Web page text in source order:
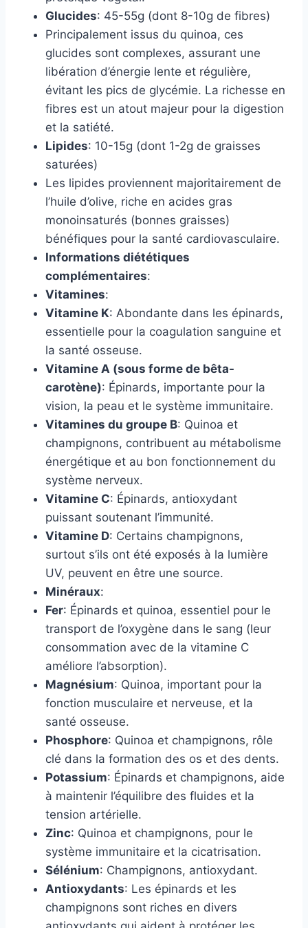
Glucides: 45-55g (dont 8-10g de fibres)
Principalement issus du quinoa, ces
glucides sont complexes, assurant une
libération d’énergie lente et régulière,
évitant les pics de glycémie. La richesse en
fibres est un atout majeur pour la digestion
et la satiété.
Lipides: 10-15g (dont 1-2g de graisses
saturées)
Les lipides proviennent majoritairement de
l’huile d’olive, riche en acides gras
monoinsaturés (bonnes graisses)
bénéfiques pour la santé cardiovasculaire.
Informations diététiques
complémentaires:
Vitamines:
Vitamine K: Abondante dans les épinards,
essentielle pour la coagulation sanguine et
la santé osseuse.
Vitamine A (sous forme de bêta-
carotène): Épinards, importante pour la
vision, la peau et le système immunitaire.
Vitamines du groupe B: Quinoa et
champignons, contribuent au métabolisme
énergétique et au bon fonctionnement du
système nerveux.
Vitamine C: Épinards, antioxydant
puissant soutenant l’immunité.
Vitamine D: Certains champignons,
surtout s’ils ont été exposés à la lumière
UV, peuvent en être une source.
Minéraux:
Fer: Épinards et quinoa, essentiel pour le
transport de l’oxygène dans le sang (leur
consommation avec de la vitamine C
améliore l’absorption).
Magnésium: Quinoa, important pour la
fonction musculaire et nerveuse, et la
santé osseuse.
Phosphore: Quinoa et champignons, rôle
clé dans la formation des os et des dents.
Potassium: Épinards et champignons, aide
à maintenir l’équilibre des fluides et la
tension artérielle.
Zinc: Quinoa et champignons, pour le
système immunitaire et la cicatrisation.
Sélénium: Champignons, antioxydant.
Antioxydants: Les épinards et les
champignons sont riches en divers